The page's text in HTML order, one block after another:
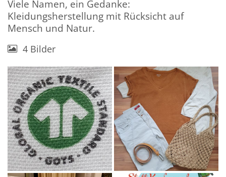
Viele Namen, ein Gedanke:
Kleidungsherstellung mit Rücksicht auf
Mensch und Natur.
4 Bilder